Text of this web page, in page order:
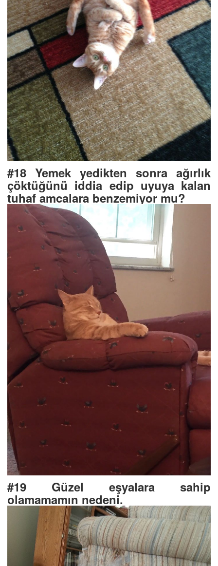
#18 Yemek yedikten sonra ağırlık
çöktüğünü iddia edip uyuya kalan
tuhaf amcalara benzemiyor mu?
#19 Güzel eşyalara sahip
olamamamın nedeni.